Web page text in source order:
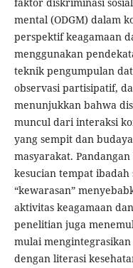
mental (ODGM) dalam
perspektif keagamaan
menggunakan
teknik pengumpulan
observasi partisipatif,
menunjukkan bahwa
muncul dari interaksi
yang sempit dan
masyarakat.
kesucian tempat
“kewarasan”
aktivitas keagamaan
penelitian juga
mulai
dengan literasi